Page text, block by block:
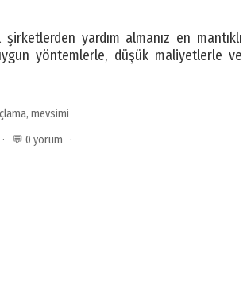
yardım almanız en mantıklı
yöntemlerle, düşük maliyetlerle ve
, mevsimi
· 💬 0 yorum ·